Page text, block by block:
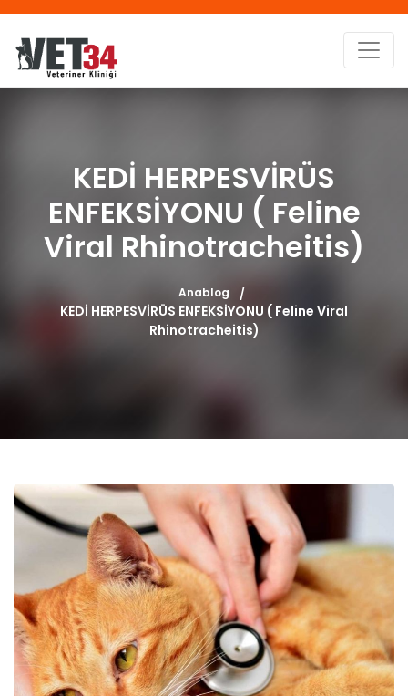
KEDİ HERPESVİRÜS
ENFEKSİYONU ( Feline
Viral Rhinotracheitis)
Anablog
KEDİ HERPESVİRÜS ENFEKSİYONU ( Feline Viral
Rhinotracheitis)